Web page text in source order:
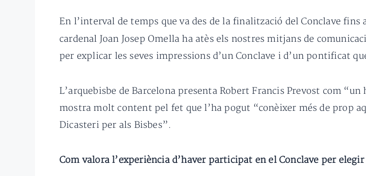
En l’interval de temps que va des de la finalització del Conclave
cardenal Joan Josep Omella ha atès els nostres mitjans de
per explicar les seves impressions d’un Conclave i d’un pontificat
L’arquebisbe de Barcelona presenta Robert Francis Prevost com
mostra molt content pel fet que l’ha pogut “conèixer més de prop
Dicasteri per als Bisbes”.
Com valora l’experiència d’haver participat en el Conclave per elegir